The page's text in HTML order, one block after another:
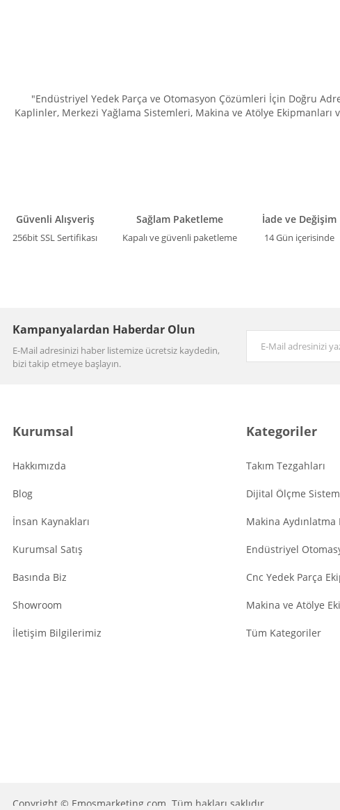
"Endüstriyel Yedek Parça ve Otomasyon Çözümleri İçin Doğru
Kaplinler, Merkezi Yağlama Sistemleri, Makina ve Atölye Ekipmanları
Güvenli Alışveriş
256bit SSL Sertifikası
Sağlam Paketleme
Kapalı ve güvenli paketleme
İade ve Değişim
14 Gün içerisinde
Kampanyalardan Haberdar Olun
E-Mail adresinizi haber listemize ücretsiz kaydedin,
bizi takip etmeye başlayın.
Kurumsal
Hakkımızda
Blog
İnsan Kaynakları
Kurumsal Satış
Basında Biz
Showroom
İletişim Bilgilerimiz
Kategoriler
Takım Tezgahları
Dijital Ölçme
Makina Aydınlatma
Endüstriyel
Cnc Yedek Parça
Makina ve Atölye
Tüm Kategoriler
Copyright © Emosmarketing.com. Tüm hakları saklıdır.